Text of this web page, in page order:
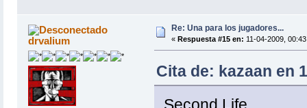
drvalium
Re: Una para los jugadores...
« Respuesta #15 en: 11-04-2009,
Cita de: kazaan en